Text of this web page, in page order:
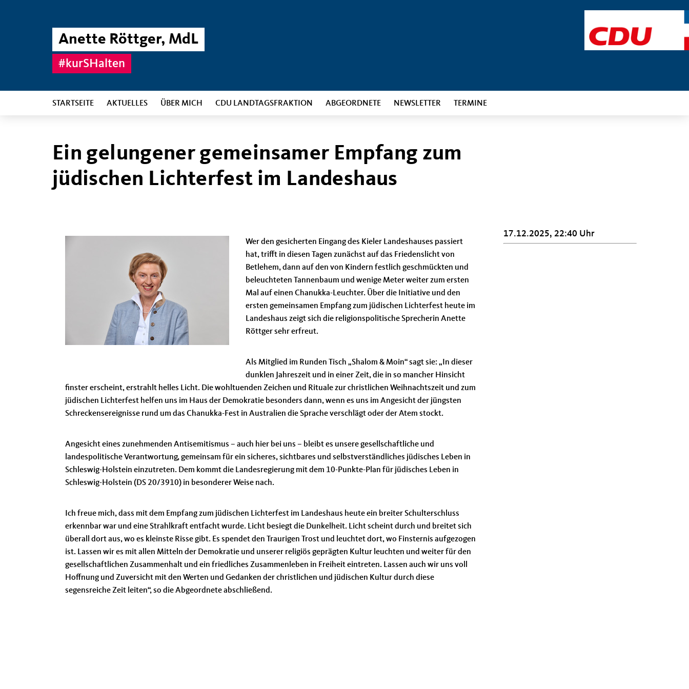
Anette Röttger, MdL
#kurSHalten
STARTSEITE AKTUELLES ÜBER MICH CDU LANDTAGSFRAKTION ABGEORDNETE NEWSLETTER TERMINE
Ein gelungener gemeinsamer Empfang zum
jüdischen Lichterfest im Landeshaus
Wer den gesicherten Eingang des Kieler Landeshauses passiert
hat, trifft in diesen Tagen zunächst auf das Friedenslicht von
Betlehem, dann auf den von Kindern festlich geschmückten und
beleuchteten Tannenbaum und wenige Meter weiter zum ersten
Mal auf einen Chanukka-Leuchter. Über die Initiative und den
ersten gemeinsamen Empfang zum jüdischen Lichterfest heute im
Landeshaus zeigt sich die religionspolitische Sprecherin Anette
Röttger sehr erfreut.
Als Mitglied im Runden Tisch „Shalom & Moin“ sagt sie: „In dieser
dunklen Jahreszeit und in einer Zeit, die in so mancher Hinsicht
finster erscheint, erstrahlt helles Licht. Die wohltuenden Zeichen und Rituale zur christlichen Weihnachtszeit und zum
jüdischen Lichterfest helfen uns im Haus der Demokratie besonders dann, wenn es uns im Angesicht der jüngsten
Schreckensereignisse rund um das Chanukka-Fest in Australien die Sprache verschlägt oder der Atem stockt.
Angesicht eines zunehmenden Antisemitismus – auch hier bei uns – bleibt es unsere gesellschaftliche und
landespolitische Verantwortung, gemeinsam für ein sicheres, sichtbares und selbstverständliches jüdisches Leben in
Schleswig-Holstein einzutreten. Dem kommt die Landesregierung mit dem 10-Punkte-Plan für jüdisches Leben in
Schleswig-Holstein (DS 20/3910) in besonderer Weise nach.
Ich freue mich, dass mit dem Empfang zum jüdischen Lichterfest im Landeshaus heute ein breiter Schulterschluss
erkennbar war und eine Strahlkraft entfacht wurde. Licht besiegt die Dunkelheit. Licht scheint durch und breitet sich
überall dort aus, wo es kleinste Risse gibt. Es spendet den Traurigen Trost und leuchtet dort, wo Finsternis aufgezogen
ist. Lassen wir es mit allen Mitteln der Demokratie und unserer religiös geprägten Kultur leuchten und weiter für den
gesellschaftlichen Zusammenhalt und ein friedliches Zusammenleben in Freiheit eintreten. Lassen auch wir uns voll
Hoffnung und Zuversicht mit den Werten und Gedanken der christlichen und jüdischen Kultur durch diese
segensreiche Zeit leiten“, so die Abgeordnete abschließend.
17.12.2025, 22:40 Uhr